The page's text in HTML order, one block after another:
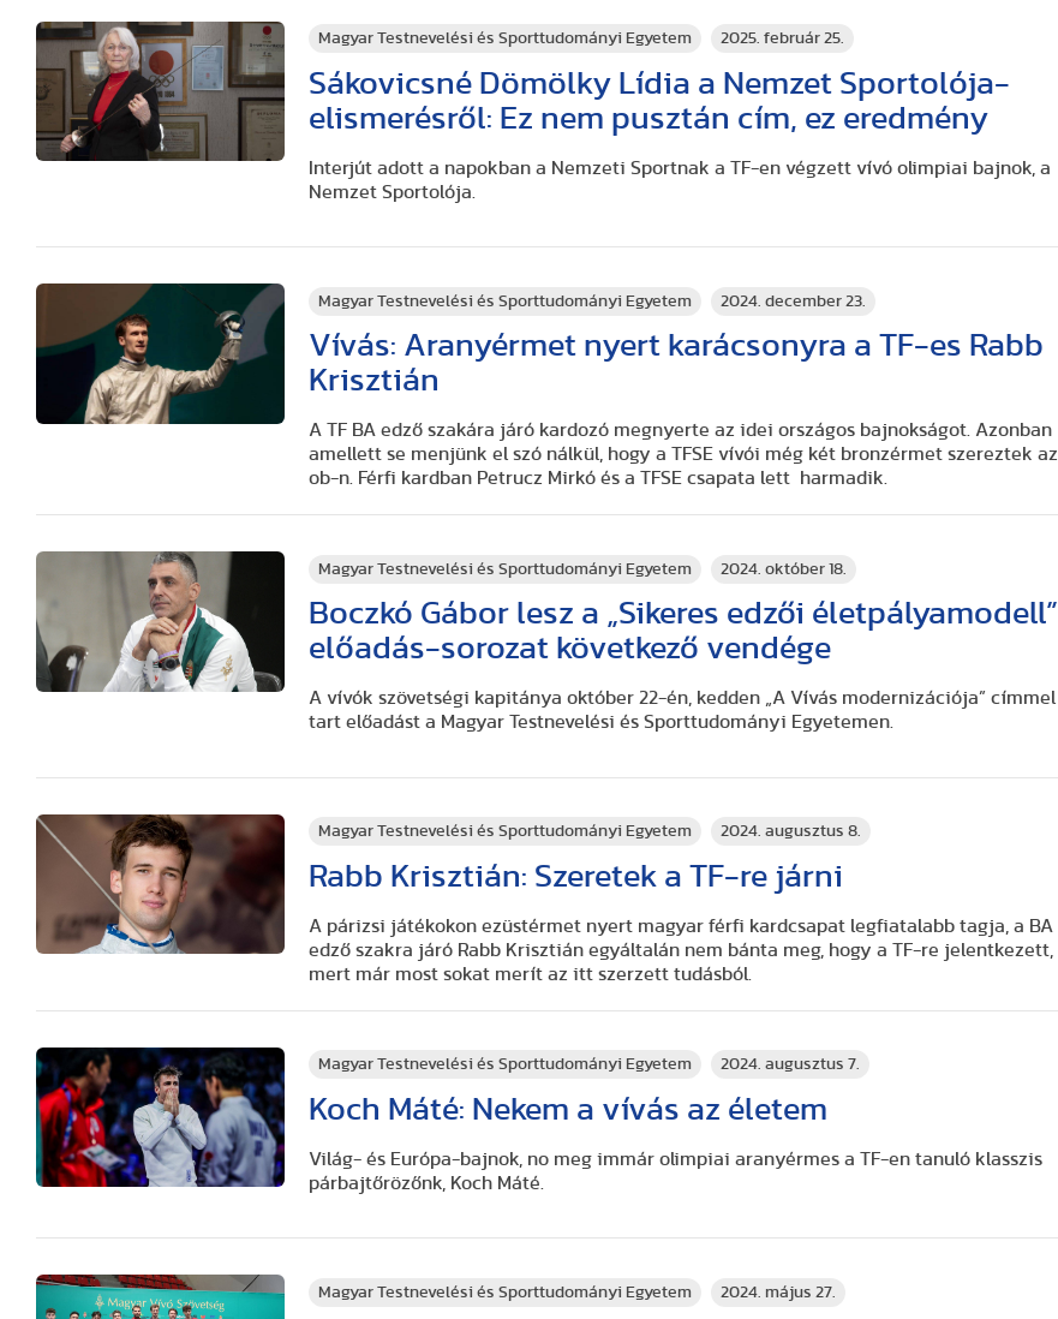
Magyar Testnevelési és Sporttudományi Egyetem 2025. február 25.
Sákovicsné Dömölky Lídia a Nemzet Sportolója-
elismerésről: Ez nem pusztán cím, ez eredmény
Interjút adott a napokban a Nemzeti Sportnak a TF-en végzett vívó olimpiai bajnok, a
Nemzet Sportolója.
Magyar Testnevelési és Sporttudományi Egyetem 2024. december 23.
Vívás: Aranyérmet nyert karácsonyra a TF-es Rabb
Krisztián
A TF BA edző szakára járó kardozó megnyerte az idei országos bajnokságot. Azonban
amellett se menjünk el szó nálkül, hogy a TFSE vívói még két bronzérmet szereztek az
ob-n. Férfi kardban Petrucz Mirkó és a TFSE csapata lett harmadik.
Magyar Testnevelési és Sporttudományi Egyetem 2024. október 18.
Boczkó Gábor lesz a „Sikeres edzői életpályamodell”
előadás-sorozat következő vendége
A vívók szövetségi kapitánya október 22-én, kedden „A Vívás modernizációja” címmel
tart előadást a Magyar Testnevelési és Sporttudományi Egyetemen.
Magyar Testnevelési és Sporttudományi Egyetem 2024. augusztus 8.
Rabb Krisztián: Szeretek a TF-re járni
A párizsi játékokon ezüstérmet nyert magyar férfi kardcsapat legfiatalabb tagja, a BA
edző szakra járó Rabb Krisztián egyáltalán nem bánta meg, hogy a TF-re jelentkezett,
mert már most sokat merít az itt szerzett tudásból.
Magyar Testnevelési és Sporttudományi Egyetem 2024. augusztus 7.
Koch Máté: Nekem a vívás az életem
Világ- és Európa-bajnok, no meg immár olimpiai aranyérmes a TF-en tanuló klasszis
párbajtőrözőnk, Koch Máté.
Magyar Testnevelési és Sporttudományi Egyetem 2024. május 27.